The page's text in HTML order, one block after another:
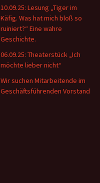
10.09.25: Lesung „Tiger im
Käfig. Was hat mich bloß so
ruiniert?“ Eine wahre
Geschichte.
06.09.25: Theaterstück „Ich
möchte lieber nicht“
Wir suchen Mitarbeitende im
Geschäftsführenden Vorstand